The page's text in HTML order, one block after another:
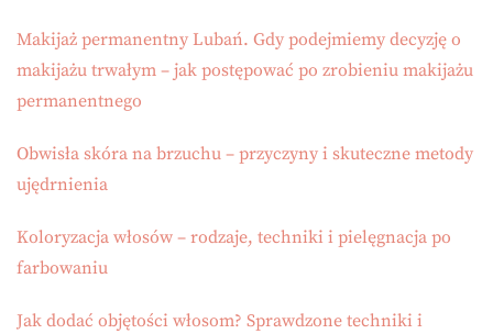
Makijaż permanentny Lubań. Gdy podejmiemy decyzję o
makijażu trwałym – jak postępować po zrobieniu makijażu
permanentnego
Obwisła skóra na brzuchu – przyczyny i skuteczne metody
ujędrnienia
Koloryzacja włosów – rodzaje, techniki i pielęgnacja po
farbowaniu
Jak dodać objętości włosom? Sprawdzone techniki i